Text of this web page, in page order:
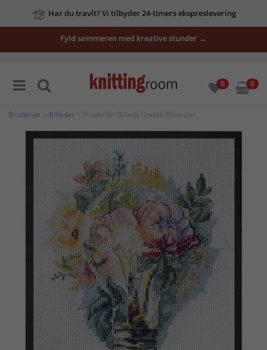
Har du travlt? Vi tilbyder 24-timers ekspreslevering
Fyld sommeren med kreative stunder →
0 0
Broderier Billeder > Broderikit Billede Unikke Blomster